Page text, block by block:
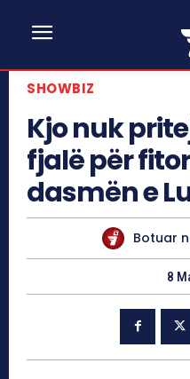
SHOWBIZ
Kjo nuk
fjalë për
dasmën e
Botuar
8